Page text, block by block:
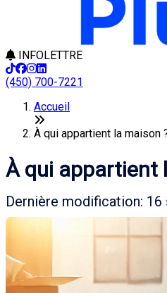
INFOLETTRE
(450) 700-7221
Accueil
À qui appartient la maison
À qui appartient
Dernière modification: